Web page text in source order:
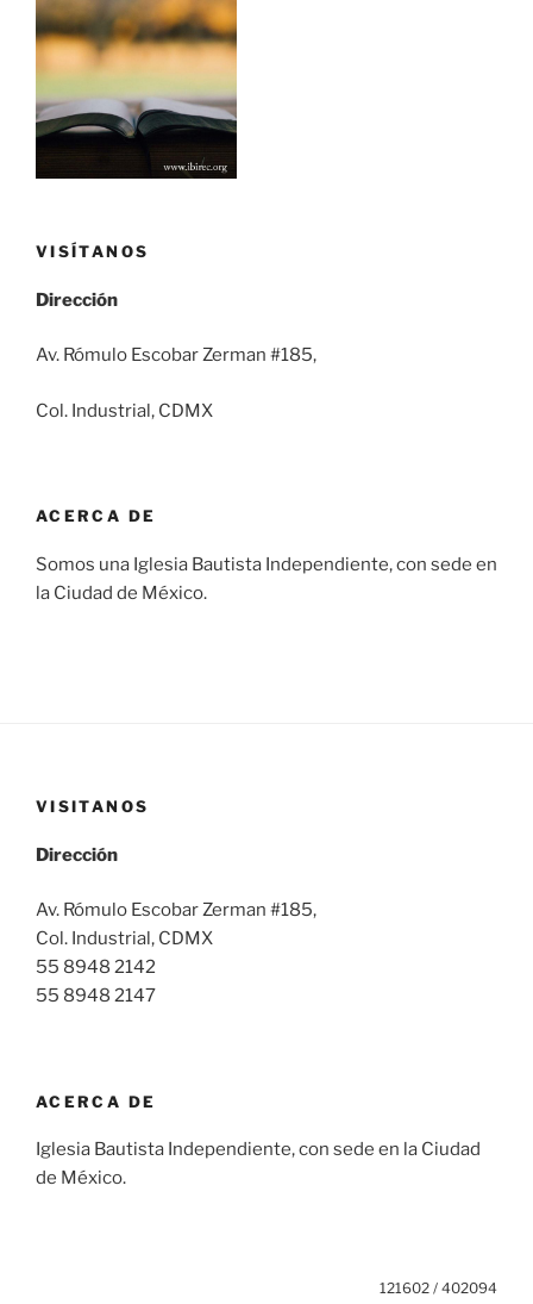
VISÍTANOS
Dirección
Av. Rómulo Escobar Zerman #185,
Col. Industrial, CDMX
ACERCA DE
Somos una Iglesia Bautista Independiente, con sede en
la Ciudad de México.
VISITANOS
Dirección
Av. Rómulo Escobar Zerman #185,
Col. Industrial, CDMX
55 8948 2142
55 8948 2147
ACERCA DE
Iglesia Bautista Independiente, con sede en la Ciudad
de México.
121602 / 402094